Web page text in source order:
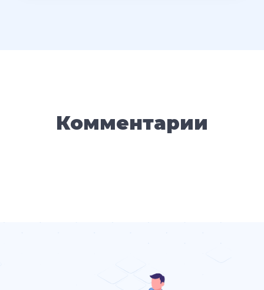
Комментарии